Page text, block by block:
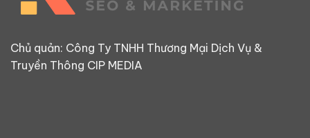
Chủ quản: Công Ty TNHH Thương Mại Dịch Vụ &
Truyền Thông CIP MEDIA